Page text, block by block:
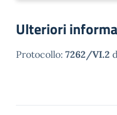
Ulteriori
Protocollo: 7262/VI.2